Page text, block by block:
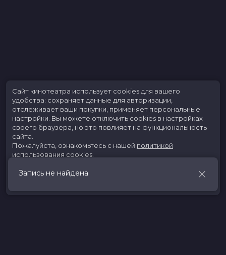
Запись не найдена
Сайт кинотеатра использует cookies для вашего
удобства: сохраняет данные для авторизации,
отслеживает ваши покупки, применяет персональные
настройки. Вы можете отключить cookies в настройках
своего браузера, но это повлияет на функциональность
сайта.
Пожалуйста, ознакомьтесь с нашей политикой
использования cookies